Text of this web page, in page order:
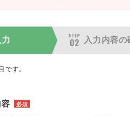
STEP
02 入力内容の
です。
必須